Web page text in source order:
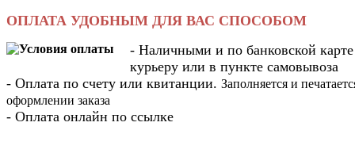
ОПЛАТА УДОБНЫМ ДЛЯ ВАС СПОСОБОМ
- Наличными и по банковской карте
курьеру или в пункте самовывоза
- Оплата по счету или квитанции. Заполняется и
оформлении заказа
- Оплата онлайн по ссылке